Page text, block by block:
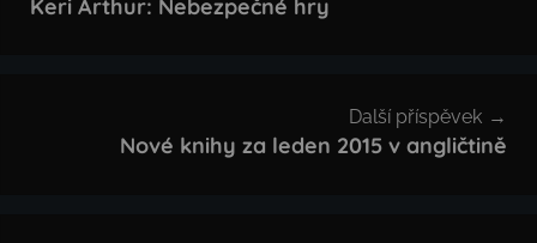
Keri Arthur: Nebezpečné hry
Další příspěvek
Nové knihy za leden 2015 v angličtině